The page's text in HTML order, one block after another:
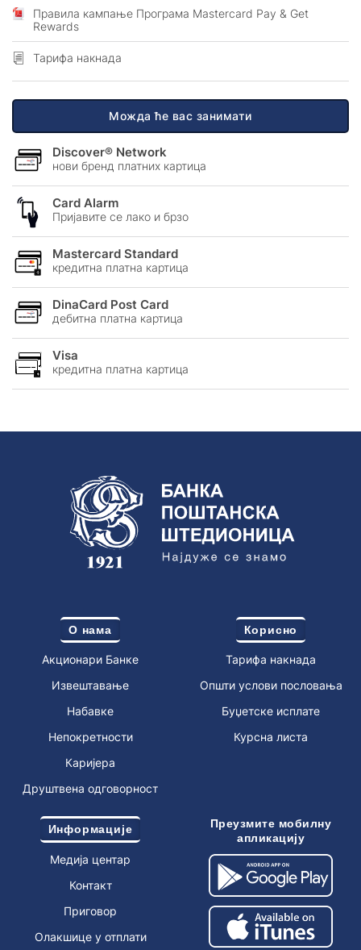
Правила кампање Програма Mastercard Pay & Get
Rewards
Тарифа накнада
Можда ће вас занимати
Discover® Network
нови бренд платних картица
Card Alarm
Пријавите се лако и брзо
Mastercard Standard
кредитна платна картицa
DinaCard Post Card
дебитна платна картицa
Visa
кредитна платна картицa
О нама
Акционари Банке
Извештавање
Набавке
Непокретности
Каријера
Друштвена одговорност
Корисно
Тарифа накнада
Општи услови пословања
Буџетске исплате
Курсна листа
Информације
Медија центар
Контакт
Приговор
Олакшице у отплати
Преузмите мобилну
апликацију